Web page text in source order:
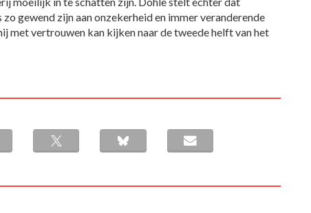
gewend zijn aan onzekerheid en immer veranderende
met vertrouwen kan kijken naar de tweede helft van het